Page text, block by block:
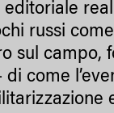
russi
sul campo,
come